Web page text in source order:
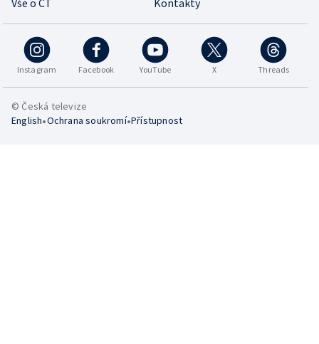
Vše o ČT
Kontakty
Instagram Facebook YouTube X Threads
© Česká televize
English•Ochrana soukromí•Přístupnost